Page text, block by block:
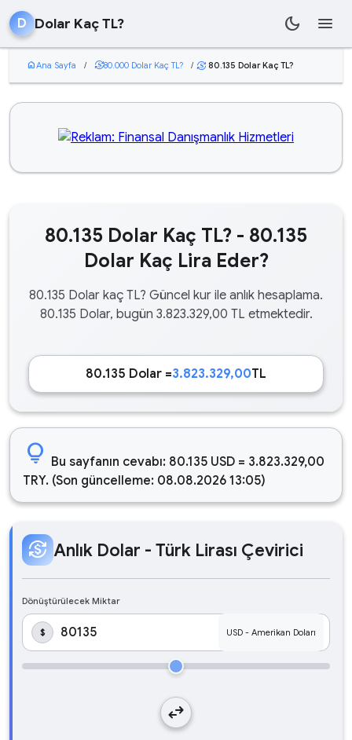
D Dolar Kaç TL? dark_mode menu
homeAna Sayfa / currency_exchange80.000 Dolar Kaç TL? / currency_exchange 80.135 Dolar Kaç TL?
80.135 Dolar Kaç TL? - 80.135
Dolar Kaç Lira Eder?
80.135 Dolar kaç TL? Güncel kur ile anlık hesaplama.
80.135 Dolar, bugün 3.823.329,00 TL etmektedir.
80.135 Dolar =3.823.329,00TL
lightbulb Bu sayfanın cevabı: 80.135 USD = 3.823.329,00
TRY. (Son güncelleme: 08.08.2026 13:05)
currency_exchange Anlık Dolar - Türk Lirası Çevirici
Dönüştürülecek Miktar
$
swap_horiz